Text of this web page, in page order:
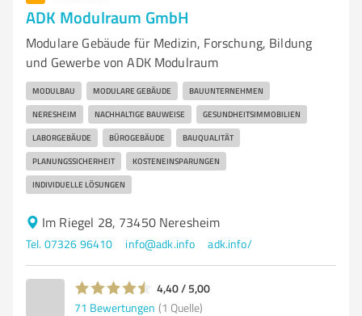
ADK Modulraum GmbH
Modulare Gebäude für Medizin, Forschung, Bildung
und Gewerbe von ADK Modulraum
MODULBAU MODULARE GEBÄUDE BAUUNTERNEHMEN
NERESHEIM NACHHALTIGE BAUWEISE GESUNDHEITSIMMOBILIEN
LABORGEBÄUDE BÜROGEBÄUDE BAUQUALITÄT
PLANUNGSSICHERHEIT KOSTENEINSPARUNGEN
INDIVIDUELLE LÖSUNGEN
Im Riegel 28, 73450 Neresheim
Tel. 07326 96410 info@adk.info adk.info/
4,40 / 5,00
71 Bewertungen (1 Quelle)